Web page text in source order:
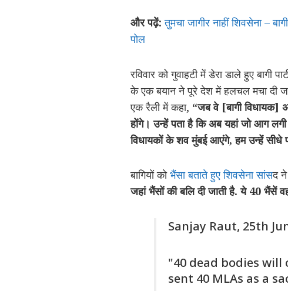
और पढ़ें:तुमचा जागीर नाहीं शिवसेना –
पोल
रविवार को गुवाहटी में डेरा डाले हुए बागी
के एक बयान ने पूरे देश में हलचल मचा दी
एक रैली में कहा, “जब वे [बागी विधायक]
होंगे। उन्हें पता है कि अब यहां जो आग
विधायकों के शव मुंबई आएंगे, हम उन्हें सीधे
बागियों कोभैंसा बताते हुए शिवसेना सांसद
जहां भैंसों की बलि दी जाती है. ये 40 भैंसें
Sanjay Raut, 25th
"40 dead bodies will
sent 40 MLAs as a